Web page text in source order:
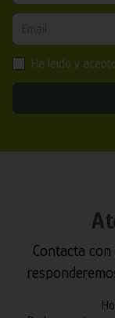
He leído y
Contacta